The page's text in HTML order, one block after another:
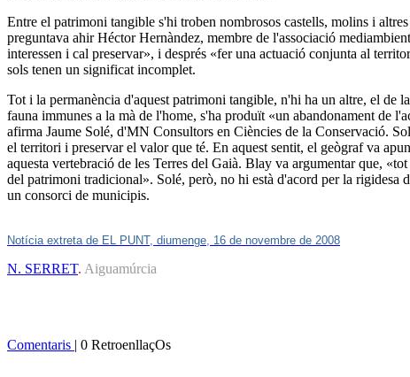
Entre el patrimoni tangible s'hi troben nombrosos castells, molins i
preguntava ahir Héctor Hernàndez, membre de l'associació
interessen i cal preservar», i després «fer una actuació conjunta al
sols tenen un significat incomplet.
Tot i la permanència d'aquest patrimoni tangible, n'hi ha un altre, el de
fauna immunes a la mà de l'home, s'ha produït «un abandonament de
afirma Jaume Solé, d'MN Consultors en Ciències de la Conservació.
el territori i preservar el valor que té. En aquest sentit, el geògraf va
aquesta vertebració de les Terres del Gaià. Blay va argumentar que,
del patrimoni tradicional». Solé, però, no hi està d'acord per la rigidesa
un consorci de municipis.
Notícia extreta de EL PUNT, diumenge, 16 de novembre de 2008
N. SERRET. Aiguamúrcia
Comentaris | 0 RetroenllaçOs